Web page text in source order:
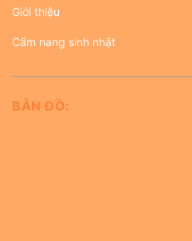
Giới thiệu
Cẩm nang sinh nhật
BẢN ĐỒ: